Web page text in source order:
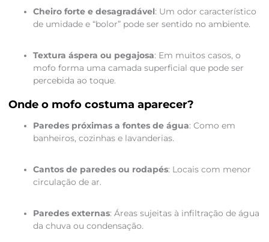
Cheiro forte e desagradável: Um odor característico
de umidade e “bolor” pode ser sentido no ambiente.
Textura áspera ou pegajosa: Em muitos casos, o
mofo forma uma camada superficial que pode ser
percebida ao toque.
Onde o mofo costuma aparecer?
Paredes próximas a fontes de água: Como em
banheiros, cozinhas e lavanderias.
Cantos de paredes ou rodapés: Locais com menor
circulação de ar.
Paredes externas: Áreas sujeitas à infiltração de água
da chuva ou condensação.